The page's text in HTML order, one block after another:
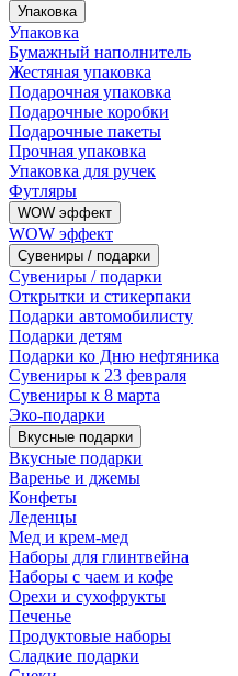
Упаковка
Упаковка
Бумажный наполнитель
Жестяная упаковка
Подарочная упаковка
Подарочные коробки
Подарочные пакеты
Прочная упаковка
Упаковка для ручек
Футляры
WOW эффект
WOW эффект
Сувениры / подарки
Сувениры / подарки
Открытки и стикерпаки
Подарки автомобилисту
Подарки детям
Подарки ко Дню нефтяника
Сувениры к 23 февраля
Сувениры к 8 марта
Эко-подарки
Вкусные подарки
Вкусные подарки
Варенье и джемы
Конфеты
Леденцы
Мед и крем-мед
Наборы для глинтвейна
Наборы с чаем и кофе
Орехи и сухофрукты
Печенье
Продуктовые наборы
Сладкие подарки